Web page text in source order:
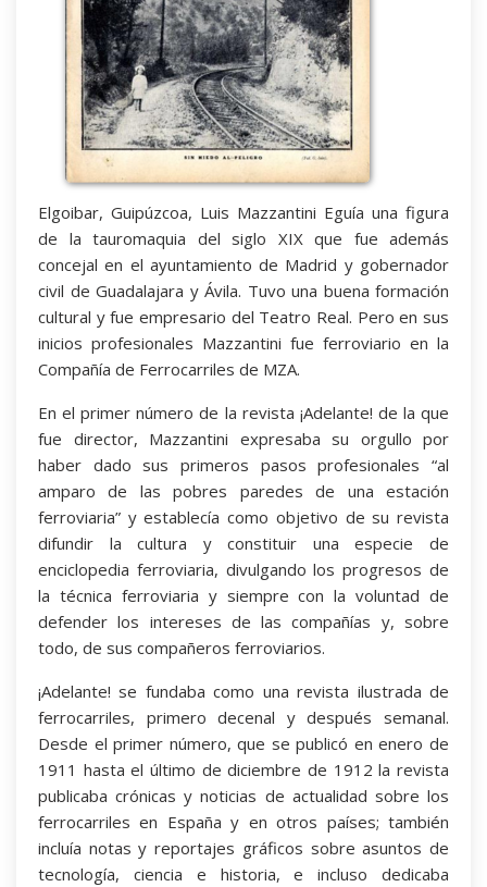
Elgoibar, Guipúzcoa, Luis Mazzantini Eguía una figura
de la tauromaquia del siglo XIX que fue además
concejal en el ayuntamiento de Madrid y gobernador
civil de Guadalajara y Ávila. Tuvo una buena formación
cultural y fue empresario del Teatro Real. Pero en sus
inicios profesionales Mazzantini fue ferroviario en la
Compañía de Ferrocarriles de MZA.
En el primer número de la revista ¡Adelante! de la que
fue director, Mazzantini expresaba su orgullo por
haber dado sus primeros pasos profesionales “al
amparo de las pobres paredes de una estación
ferroviaria” y establecía como objetivo de su revista
difundir la cultura y constituir una especie de
enciclopedia ferroviaria, divulgando los progresos de
la técnica ferroviaria y siempre con la voluntad de
defender los intereses de las compañías y, sobre
todo, de sus compañeros ferroviarios.
¡Adelante! se fundaba como una revista ilustrada de
ferrocarriles, primero decenal y después semanal.
Desde el primer número, que se publicó en enero de
1911 hasta el último de diciembre de 1912 la revista
publicaba crónicas y noticias de actualidad sobre los
ferrocarriles en España y en otros países; también
incluía notas y reportajes gráficos sobre asuntos de
tecnología, ciencia e historia, e incluso dedicaba